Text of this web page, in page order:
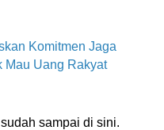
Komitmen Jaga
Mau Uang Rakyat
sampai di sini.